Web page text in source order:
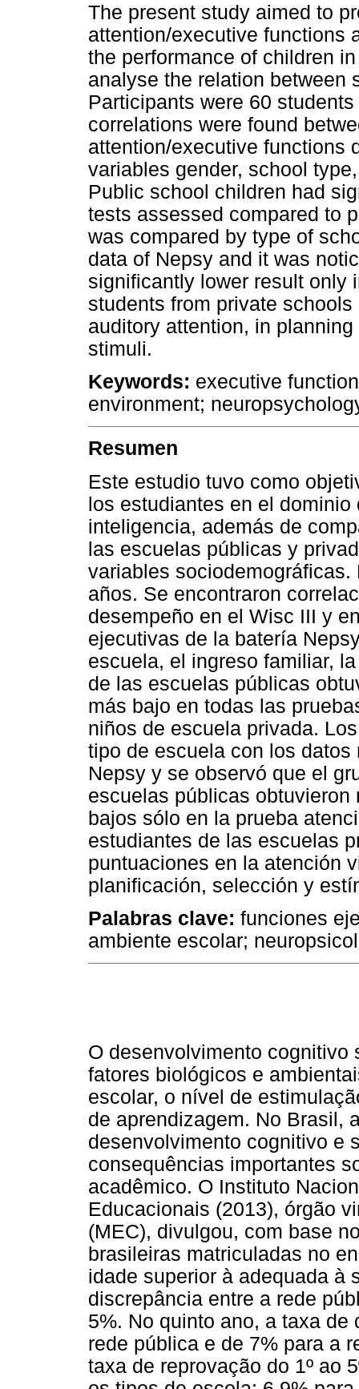
The present study aimed to
attention/executive functions
the performance of children
analyse the relation between
Participants were 60
correlations were found
attention/executive functions
variables gender, school
Public school children had
tests assessed compared to
was compared by type of
data of Nepsy and it was
significantly lower result only
students from private
auditory attention, in
stimuli.
Keywords: executive
environment;
Resumen
Este estudio tuvo como
los estudiantes en el
inteligencia, además de
las escuelas públicas y
variables
años. Se encontraron
desempeño en el Wisc III y
ejecutivas de la batería
escuela, el ingreso familiar,
de las escuelas públicas
más bajo en todas las
niños de escuela privada.
tipo de escuela con los
Nepsy y se observó que el
escuelas públicas
bajos sólo en la prueba
estudiantes de las escuelas
puntuaciones en la atención
planificación, selección y
Palabras clave: funciones
ambiente escolar;
O desenvolvimento cognitivo
fatores biológicos e
escolar, o nível de
de aprendizagem. No Brasil,
desenvolvimento cognitivo e
consequências importantes
acadêmico. O Instituto
Educacionais (2013), órgão
(MEC), divulgou, com base
brasileiras matriculadas no
idade superior à adequada à
discrepância entre a rede
5%. No quinto ano, a taxa
rede pública e de 7% para a
taxa de reprovação do 1º ao